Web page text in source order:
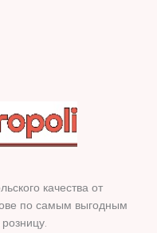
качества от
по самым выгодным